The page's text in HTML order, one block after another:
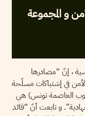
و المجموعة
، إنّ “مصادرها
في إشتباكات مسلّحة
مدينة سليمان (30 كلم جنوب العاصمة تونس) هي
و تابعت أنّ “قائد